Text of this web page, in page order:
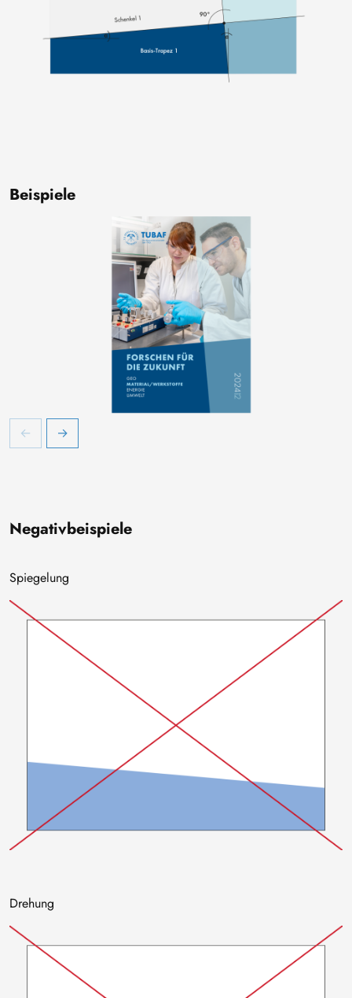
Beispiele
Negativbeispiele
Bild
Spiegelung
Bild
Drehung